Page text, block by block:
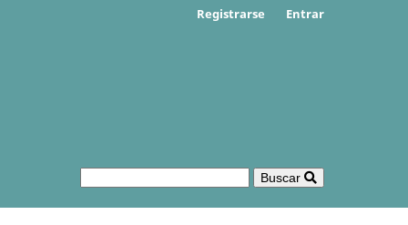
Buscar
Registrarse Entrar